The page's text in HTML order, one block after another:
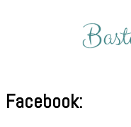
Facebook: